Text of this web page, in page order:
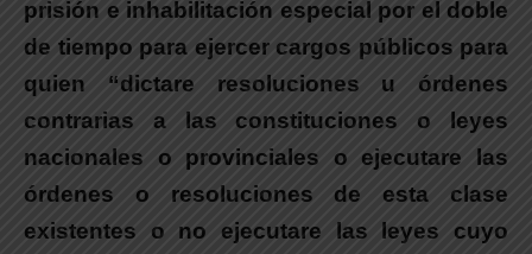
prisión e inhabilitación especial por el doble
de tiempo para ejercer cargos públicos para
quien “dictare resoluciones u órdenes
contrarias a las constituciones o leyes
nacionales o provinciales o ejecutare las
órdenes o resoluciones de esta clase
existentes o no ejecutare las leyes cuyo